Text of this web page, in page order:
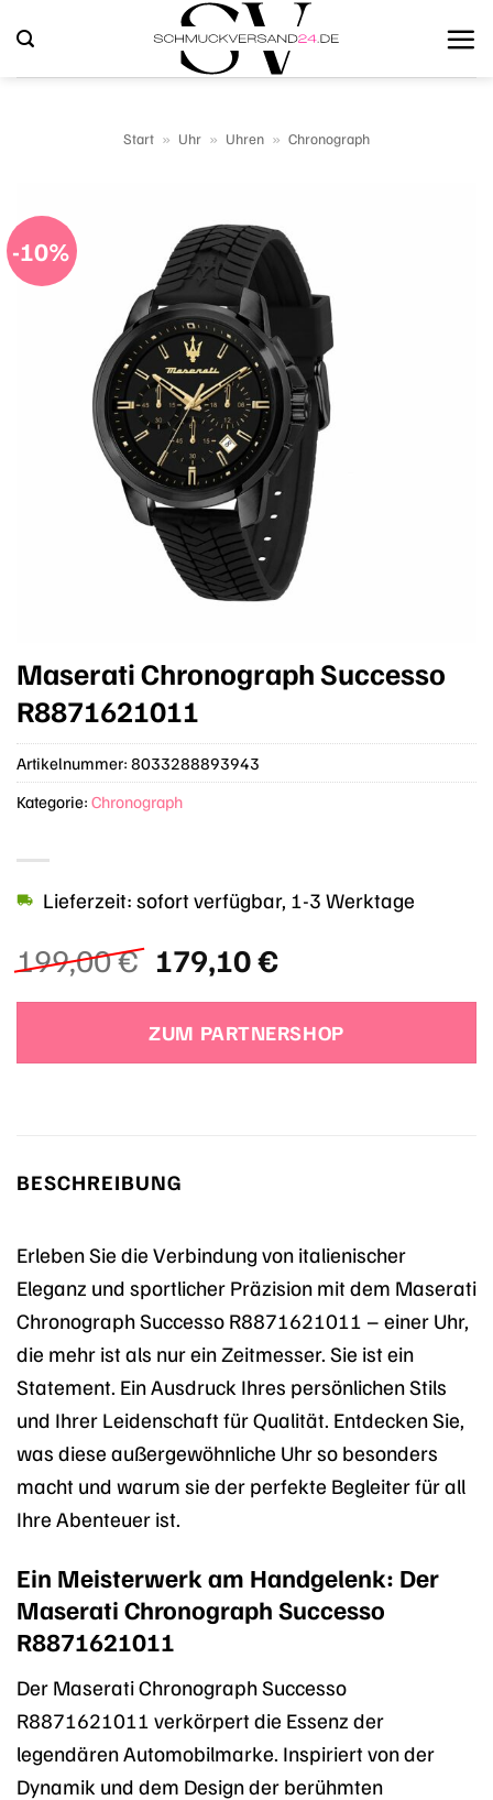
Inhalt
springen
Start » Uhr » Uhren » Chronograph
-10%
Maserati Chronograph Successo
R8871621011
199,00€ Ursprünglicher
Preis
war:
199,00 €
179,10€Aktueller
ist:
179,10 €.
Lieferzeit: sofort verfügbar, 1-3 Werktage
ZUM PARTNERSHOP
Artikelnummer: 8033288893943
Kategorie: Chronograph
BESCHREIBUNG
Erleben Sie die Verbindung von italienischer
Eleganz und sportlicher Präzision mit dem Maserati
Chronograph Successo R8871621011 – einer Uhr,
die mehr ist als nur ein Zeitmesser. Sie ist ein
Statement. Ein Ausdruck Ihres persönlichen Stils
und Ihrer Leidenschaft für Qualität. Entdecken Sie,
was diese außergewöhnliche Uhr so besonders
macht und warum sie der perfekte Begleiter für all
Ihre Abenteuer ist.
Ein Meisterwerk am Handgelenk: Der
Maserati Chronograph Successo
R8871621011
Der Maserati Chronograph Successo
R8871621011 verkörpert die Essenz der
legendären Automobilmarke. Inspiriert von der
Dynamik und dem Design der berühmten